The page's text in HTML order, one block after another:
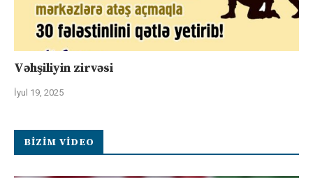
Vəhşiliyin zirvəsi
İyul 19, 2025
BIZIM VIDEO